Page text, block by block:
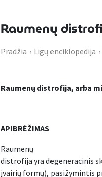
Raumenų
Pradžia › Ligų enciklopedija ›
Raumenų distrofija, arba
APIBRĖŽIMAS
Raumenų
distrofija yra degeneracinis
įvairių formų), pasižymintis